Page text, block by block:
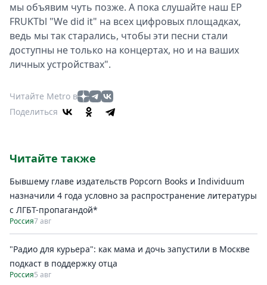
мы объявим чуть позже. А пока слушайте наш EP
FRUKTbl "We did it" на всех цифровых площадках,
ведь мы так старались, чтобы эти песни стали
доступны не только на концертах, но и на ваших
личных устройствах".
Читайте Metro в
Поделиться
Читайте также
Бывшему главе издательств Popcorn Books и Individuum
назначили 4 года условно за распространение литературы
с ЛГБТ-пропагандой*
Россия7 авг
"Радио для курьера": как мама и дочь запустили в Москве
подкаст в поддержку отца
Россия5 авг